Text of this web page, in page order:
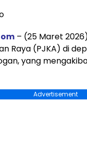
– (25 Maret
Raya (PJKA) di
yang
Advertisement